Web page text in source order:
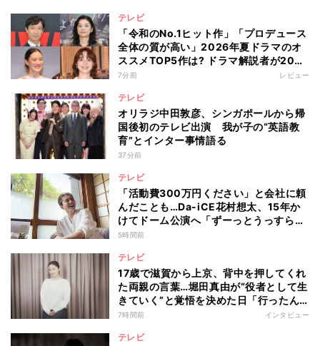
テレビ
「令和のNo.1ヒット作」「プロデュース
全体の質が高い」2026年夏ドラマのオ
ススメTOP5作は? ドラマ解説者が20作
の傾向を“視聴率無視”で徹底分析
7分前 レビュー
テレビ
オリラジ中田敦彦、シンガポールから帰
国後初のテレビ出演 我が子の“英語教
育”とインター事情語る
37分前
テレビ
「活動費300万円ください」と会社に頼
んだことも…Da-iCE花村想太、15年か
けてドーム公演へ「ずーっとうっすらや
けど右肩上がり続けられていた」
5時間前
テレビ
17歳で滋賀から上京、背中を押してくれ
た両親の言葉…堀田真由が“役者として生
きていく”と覚悟を決めた日「行ったん
やったら、もう帰られへんな」
7時間前 インタビュー
テレビ